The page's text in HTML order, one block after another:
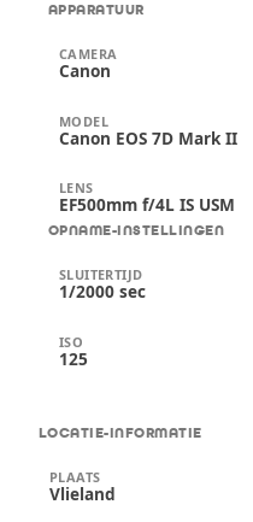
APPARATUUR
CAMERA
Canon
MODEL
Canon EOS 7D Mark II
LENS
EF500mm f/4L IS USM
OPNAME-INSTELLINGEN
SLUITERTIJD
1/2000 sec
ISO
125
LOCATIE-INFORMATIE
PLAATS
Vlieland